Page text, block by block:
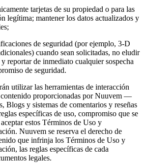
tarjetas de su propiedad o para las
legítima; mantener los datos actualizados y
de seguridad (por ejemplo, 3-D
cuando sean solicitadas, no eludir
reportar de inmediato cualquier sospecha
de seguridad.
utilizar las herramientas de interacción
proporcionadas por Nuuvem —
Blogs y sistemas de comentarios y reseñas
específicas de uso, compromiso que se
estos Términos de Uso y
Nuuvem se reserva el derecho de
que infrinja los Términos de Uso y
las reglas específicas de cada
legales.